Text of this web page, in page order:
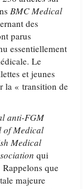
BMC Medical
des
parus
essentiellement
Le
et jeunes
la « transition de
anti-FGM
of Medical
Medical
qui
que
majeure